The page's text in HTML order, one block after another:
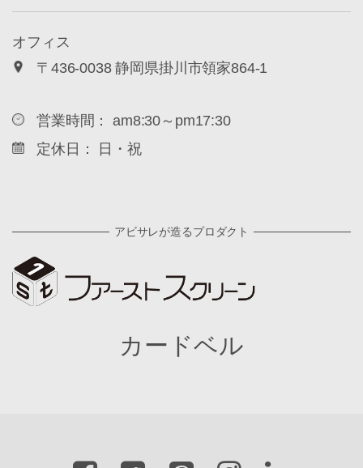
オフィス
〒436-0038 静岡県掛川市領家864-1
営業時間： am8:30～pm17:30
定休日： 日・祝
アビサレが造るプロダクト
カードベル